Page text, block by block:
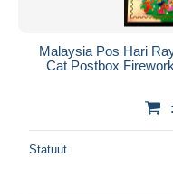
Malaysia Pos Hari
Cat Postbox
Statuut